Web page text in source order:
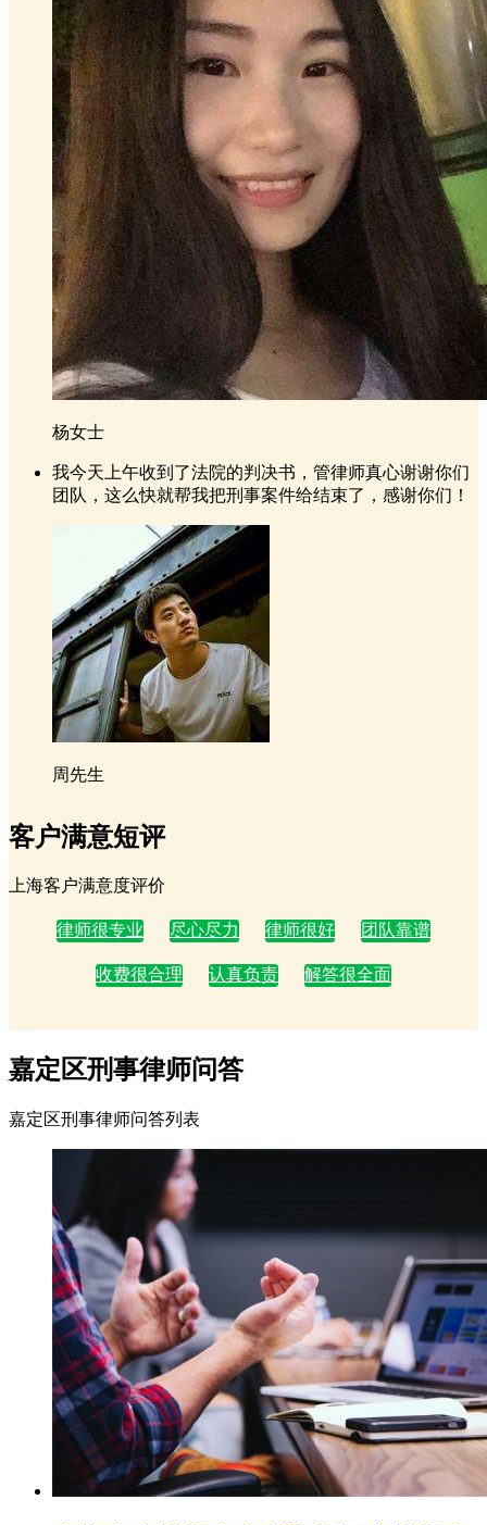
杨女士
我今天上午收到了法院的判决书，管律师真心谢谢你们
团队，这么快就帮我把刑事案件给结束了，感谢你们！
周先生
客户满意短评
上海客户满意度评价
律师很专业 尽心尽力 律师很好 团队靠谱
收费很合理 认真负责 解答很全面
嘉定区刑事律师问答
嘉定区刑事律师问答列表